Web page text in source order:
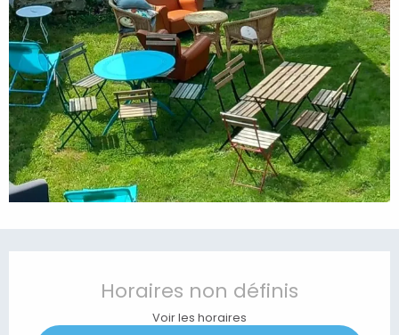
Horaires non définis
Voir les horaires